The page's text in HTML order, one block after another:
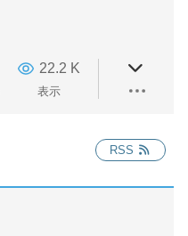
22.2 K
表示
RSS